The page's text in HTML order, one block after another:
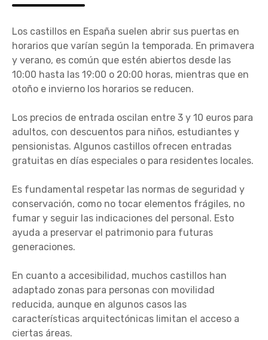
Los castillos en España suelen abrir sus puertas en
horarios que varían según la temporada. En primavera
y verano, es común que estén abiertos desde las
10:00 hasta las 19:00 o 20:00 horas, mientras que en
otoño e invierno los horarios se reducen.
Los precios de entrada oscilan entre 3 y 10 euros para
adultos, con descuentos para niños, estudiantes y
pensionistas. Algunos castillos ofrecen entradas
gratuitas en días especiales o para residentes locales.
Es fundamental respetar las normas de seguridad y
conservación, como no tocar elementos frágiles, no
fumar y seguir las indicaciones del personal. Esto
ayuda a preservar el patrimonio para futuras
generaciones.
En cuanto a accesibilidad, muchos castillos han
adaptado zonas para personas con movilidad
reducida, aunque en algunos casos las
características arquitectónicas limitan el acceso a
ciertas áreas.